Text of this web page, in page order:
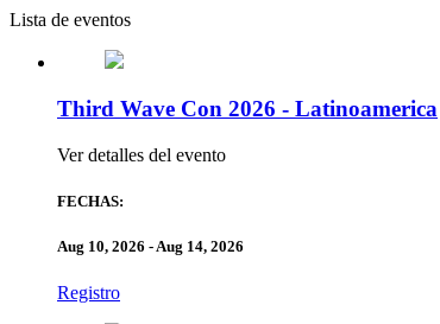
Lista de eventos
Third Wave Con 2026 - Latinoamerica
Ver detalles del evento
FECHAS:
Aug 10, 2026 - Aug 14, 2026
Registro